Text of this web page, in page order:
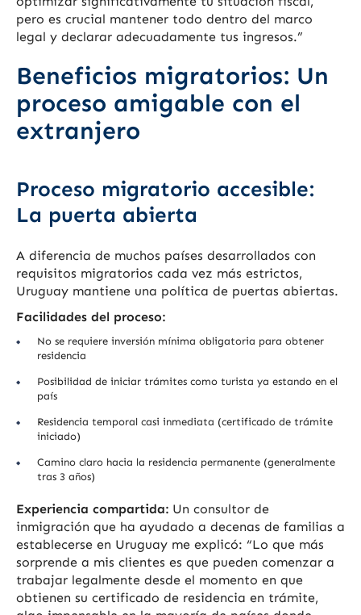
pero es crucial mantener todo dentro del marco
legal y declarar adecuadamente tus ingresos.”
Beneficios migratorios: Un
proceso amigable con el
extranjero
Proceso migratorio accesible:
La puerta abierta
A diferencia de muchos países desarrollados con
requisitos migratorios cada vez más estrictos,
Uruguay mantiene una política de puertas abiertas.
Facilidades del proceso:
No se requiere inversión mínima obligatoria para obtener
residencia
Posibilidad de iniciar trámites como turista ya estando en el
país
Residencia temporal casi inmediata (certificado de trámite
iniciado)
Camino claro hacia la residencia permanente (generalmente
tras 3 años)
Experiencia compartida: Un consultor de
inmigración que ha ayudado a decenas de familias a
establecerse en Uruguay me explicó: “Lo que más
sorprende a mis clientes es que pueden comenzar a
trabajar legalmente desde el momento en que
obtienen su certificado de residencia en trámite,